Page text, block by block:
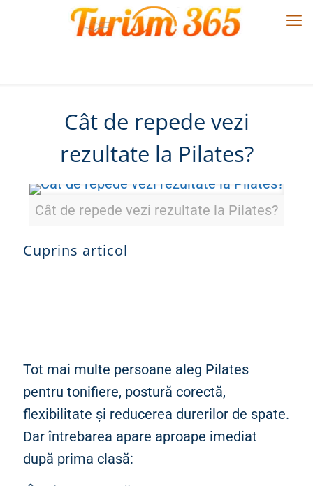
Cât de repede vezi
rezultate la Pilates?
Cât de repede vezi rezultate la Pilates?
Cuprins articol
Tot mai multe persoane aleg Pilates
pentru tonifiere, postură corectă,
flexibilitate și reducerea durerilor de spate.
Dar întrebarea apare aproape imediat
după prima clasă: